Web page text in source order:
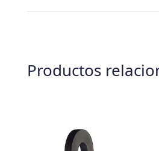
Productos